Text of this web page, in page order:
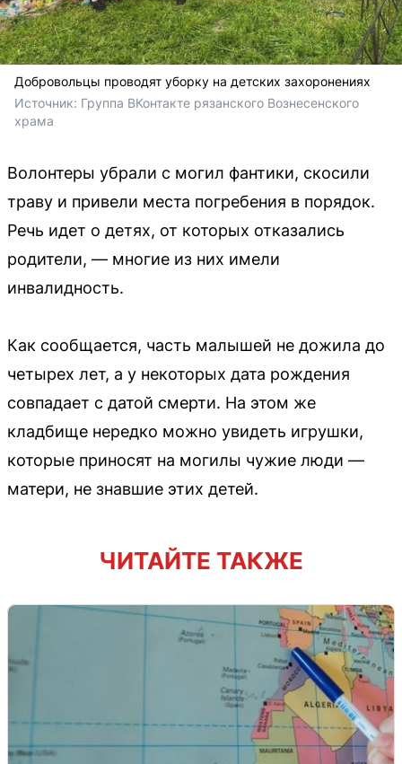
Добровольцы проводят уборку на детских захоронениях
Источник: Группа ВКонтакте рязанского Вознесенского
храма
Волонтеры убрали с могил фантики, скосили
траву и привели места погребения в порядок.
Речь идет о детях, от которых отказались
родители, — многие из них имели
инвалидность.
Как сообщается, часть малышей не дожила до
четырех лет, а у некоторых дата рождения
совпадает с датой смерти. На этом же
кладбище нередко можно увидеть игрушки,
которые приносят на могилы чужие люди —
матери, не знавшие этих детей.
ЧИТАЙТЕ ТАКЖЕ